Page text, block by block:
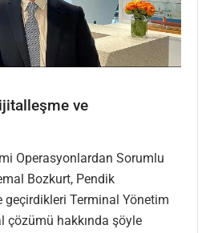
ve
Operasyonlardan Sorumlu
Bozkurt, Pendik
Terminal Yönetim
çözümü hakkında şöyle